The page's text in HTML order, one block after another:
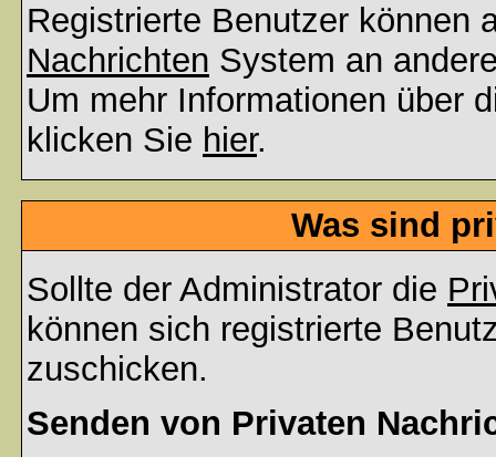
Registrierte Benutzer können
Nachrichten System an
Um mehr Informationen über
klicken Sie hier.
Was sind
Sollte der Administrator die
können sich registrierte
zuschicken.
Senden von Privaten